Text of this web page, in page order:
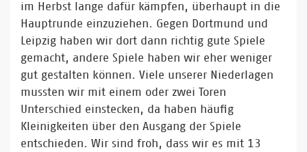
im Herbst lange dafür kämpfen, überhaupt in die
Hauptrunde einzuziehen. Gegen Dortmund und
Leipzig haben wir dort dann richtig gute Spiele
gemacht, andere Spiele haben wir eher weniger
gut gestalten können. Viele unserer Niederlagen
mussten wir mit einem oder zwei Toren
Unterschied einstecken, da haben häufig
Kleinigkeiten über den Ausgang der Spiele
entschieden. Wir sind froh, dass wir es mit 13